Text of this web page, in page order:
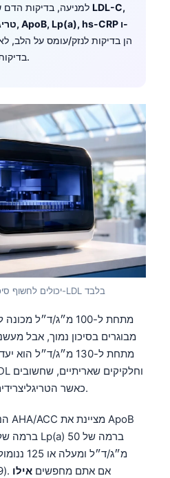
LDL-C,
בדיקות סקר שגרתיות לכל מעשן.
מבוגרים בסיכון נמוך, אבל
כאשר הטריגליצרידים עולים מעל 150 מ״ג/ד״ל.
מ״ג/ד״ל
סיכון (Grundy et al., 2019). אם אתם מחפשים אילו